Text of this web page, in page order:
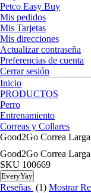
Petco Easy Buy
Mis pedidos
Mis Tarjetas
Mis direcciones
Actualizar contraseña
Preferencias de cuenta
Cerrar sesión
Inicio
PRODUCTOS
Perro
Entrenamiento
Correas y Collares
Good2Go Correa
Good2Go Correa
SKU 100669
EveryYay
Reseñas (1) Mostrar